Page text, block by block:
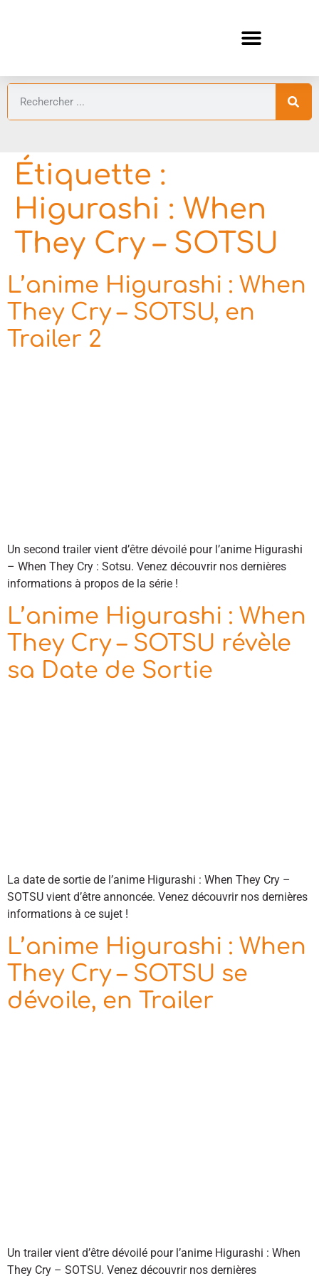
Étiquette :
Higurashi : When
They Cry – SOTSU
L’anime Higurashi : When
They Cry – SOTSU, en
Trailer 2
Un second trailer vient d’être dévoilé pour l’anime Higurashi
– When They Cry : Sotsu. Venez découvrir nos dernières
informations à propos de la série !
L’anime Higurashi : When
They Cry – SOTSU révèle
sa Date de Sortie
La date de sortie de l’anime Higurashi : When They Cry –
SOTSU vient d’être annoncée. Venez découvrir nos dernières
informations à ce sujet !
L’anime Higurashi : When
They Cry – SOTSU se
dévoile, en Trailer
Un trailer vient d’être dévoilé pour l’anime Higurashi : When
They Cry – SOTSU. Venez découvrir nos dernières